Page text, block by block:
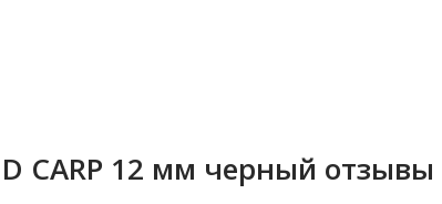
CARP 12 мм черный отзывы